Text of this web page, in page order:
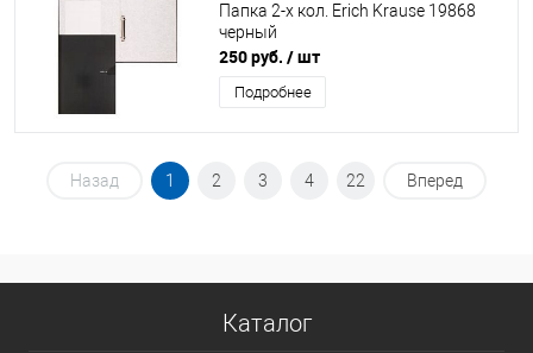
Папка 2-х кол. Erich Krause 19868
черный
250 руб. / шт
Подробнее
Назад 1 2 3 4 22 Вперед
Каталог